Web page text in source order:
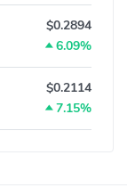
$0.2894
6.09%
$0.2114
7.15%